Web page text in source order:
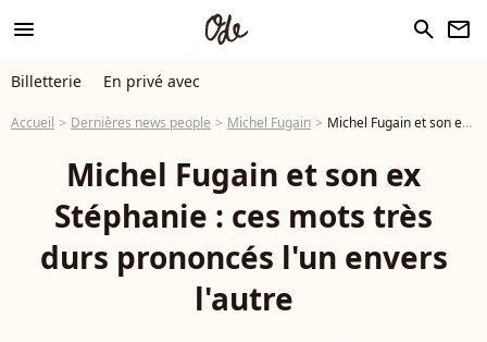
menu search newsletter
Billetterie En privé avec
Accueil Dernières news people Michel Fugain Michel Fugain et son ex Stéphanie : ces mots très durs prononcés l'un envers l'autre
Michel Fugain et son ex
Stéphanie : ces mots très
durs prononcés l'un envers
l'autre